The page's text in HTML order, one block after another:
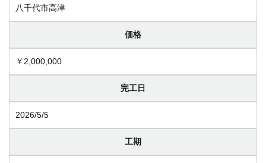
八千代市高津
価格
￥2,000,000
完工日
2026/5/5
工期